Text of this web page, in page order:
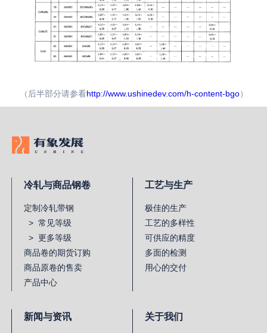
（后半部分请参看http://www.ushinedev.com/h-content-bgo）
冷轧与商品钢卷
定制冷轧带钢
> 常见等级
> 更多等级
商品卷的期货订购
商品原卷的售卖
产品中心
工艺与生产
极佳的生产
工艺的多样性
可供应的精度
多面的检测
用心的交付
新闻与资讯 关于我们